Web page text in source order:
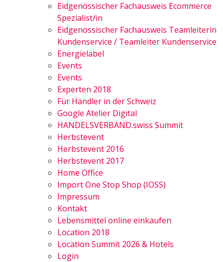
Eidgenössischer Fachausweis Ecommerce
Spezialist/in
Eidgenössischer Fachausweis Teamleiterin
Kundenservice / Teamleiter Kundenservice
Energielabel
Events
Events
Experten 2018
Für Händler in der Schweiz
Google Atelier Digital
HANDELSVERBAND.swiss Summit
Herbstevent
Herbstevent 2016
Herbstevent 2017
Home Office
Import One Stop Shop (IOSS)
Impressum
Kontakt
Lebensmittel online einkaufen
Location 2018
Location Summit 2026 & Hotels
Login